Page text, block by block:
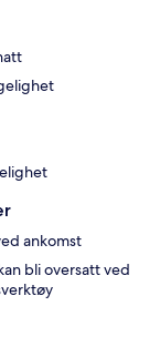
ankomst
bli oversatt ved